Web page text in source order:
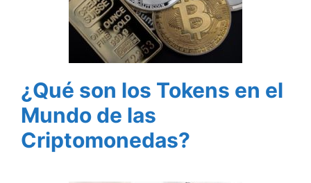
¿Qué son los Tokens en el
Mundo de las
Criptomonedas?